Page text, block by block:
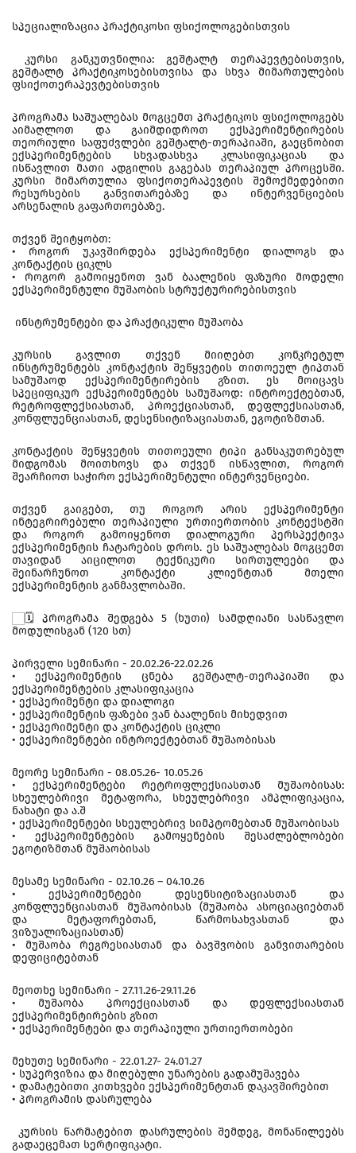
სპეციალიზაცია პრაქტიკოსი ფსიქოლოგებისთვის
კურსი განკუთვნილია: გეშტალტ თერაპევტებისთვის,
გეშტალტ პრაქტიკოსებისთვისა და სხვა მიმართულების
ფსიქოთერაპევტებისთვის
პროგრამა საშუალებას მოგცემთ პრაქტიკოს ფსიქოლოგებს
აიმაღლოთ და გაიმდიდროთ ექსპერიმენტირების
თეორიული საფუძვლები გეშტალტ-თერაპიაში, გაეცნობით
ექსპერიმენტების სხვადასხვა კლასიფიკაციას და
ისწავლით მათი ადგილის გაგებას თერაპიულ პროცესში.
კურსი მიმართულია ფსიქოთერაპევტის შემოქმედებითი
რესურსების განვითარებაზე და ინტერვენციების
არსენალის გაფართოებაზე.
თქვენ შეიტყობთ:
• როგორ უკავშირდება ექსპერიმენტი დიალოგს და
კონტაქტის ციკლს
• როგორ გამოიყენოთ ვან ბაალენის ფაზური მოდელი
ექსპერიმენტული მუშაობის სტრუქტურირებისთვის
ინსტრუმენტები და პრაქტიკული მუშაობა
კურსის გავლით თქვენ მიიღებთ კონკრეტულ
ინსტრუმენტებს კონტაქტის შეწყვეტის თითოეულ ტიპთან
სამუშაოდ ექსპერიმენტირების გზით. ეს მოიცავს
სპეციფიკურ ექსპერიმენტებს სამუშაოდ: ინტროექტებთან,
რეტროფლექსიასთან, პროექციასთან, დეფლექსიასთან,
კონფლუენციასთან, დესენსიტიზაციასთან, ეგოტიზმთან.
კონტაქტის შეწყვეტის თითოეული ტიპი განსაკუთრებულ
მიდგომას მოითხოვს და თქვენ ისწავლით, როგორ
შეარჩიოთ საჭირო ექსპერიმენტული ინტერვენციები.
თქვენ გაიგებთ, თუ როგორ არის ექსპერიმენტი
ინტეგრირებული თერაპიული ურთიერთობის კონტექსტში
და როგორ გამოიყენოთ დიალოგური პერსპექტივა
ექსპერიმენტის ჩატარების დროს. ეს საშუალებას მოგცემთ
თავიდან აიცილოთ ტექნიკური სირთულეები და
შეინარჩუნოთ კონტაქტი კლიენტთან მთელი
ექსპერიმენტის განმავლობაში.
პროგრამა შედგება 5 (ხუთი) სამდღიანი სასწავლო
მოდულისგან (120 სთ)
პირველი სემინარი - 20.02.26-22.02.26
• ექსპერიმენტის ცნება გეშტალტ-თერაპიაში და
ექსპერიმენტების კლასიფიკაცია
• ექსპერიმენტი და დიალოგი
• ექსპერიმენტის ფაზები ვან ბაალენის მიხედვით
• ექსპერიმენტი და კონტაქტის ციკლი
• ექსპერიმენტები ინტროექტებთან მუშაობისას
მეორე სემინარი - 08.05.26- 10.05.26
• ექსპერიმენტები რეტროფლექსიასთან მუშაობისას:
სხეულებრივი მეტაფორა, სხეულებრივი ამპლიფიკაცია,
ნახატი და ა.შ
• ექსპერიმენტები სხეულებრივ სიმპტომებთან მუშაობისას
• ექსპერიმენტების გამოყენების შესაძლებლობები
ეგოტიზმთან მუშაობისას
მესამე სემინარი - 02.10.26 – 04.10.26
• ექსპერიმენტები დესენსიტიზაციასთან და
კონფლუენციასთან მუშაობისას (მუშაობა ასოციაციებთან
და მეტაფორებთან, წარმოსახვასთან და
ვიზუალიზაციასთან)
• მუშაობა რეგრესიასთან და ბავშვობის განვითარების
დეფიციტებთან
მეოთხე სემინარი - 27.11.26-29.11.26
• მუშაობა პროექციასთან და დეფლექსიასთან
ექსპერიმენტირების გზით
• ექსპერიმენტები და თერაპიული ურთიერთობები
მეხუთე სემინარი - 22.01.27- 24.01.27
• სუპერვიზია და მიღებული უნარების გადამუშავება
• დამატებითი კითხვები ექსპერიმენტთან დაკავშირებით
• პროგრამის დასრულება
კურსის წარმატებით დასრულების შემდეგ, მონაწილეებს
გადაეცემათ სერტიფიკატი.